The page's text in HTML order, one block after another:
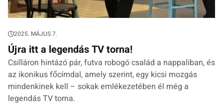
2025. MÁJUS 7.
Újra itt a legendás TV torna!
Csilláron hintázó pár, futva robogó család a nappaliban, és
az ikonikus főcímdal, amely szerint, egy kicsi mozgás
mindenkinek kell – sokak emlékezetében él még a
legendás TV torna.